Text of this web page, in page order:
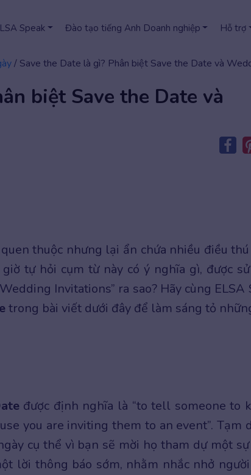
Speak Đào tạo tiếng Anh Doanh nghiệp Hỗ trợ
/ Save the Date là gì? Phân biệt Save the Date và
biệt Save the Date và
thuộc nhưng lại ẩn chứa nhiều điều
tự hỏi cụm từ này có ý nghĩa gì, được
Invitations” ra sao? Hãy cùng ELSA
trong bài viết dưới đây để làm sáng tỏ
được định nghĩa là “to tell someone to
you are inviting them to an event”. Tạm
cụ thể vì bạn sẽ mời họ tham dự một sự
lời thông báo sớm, nhằm nhắc nhở